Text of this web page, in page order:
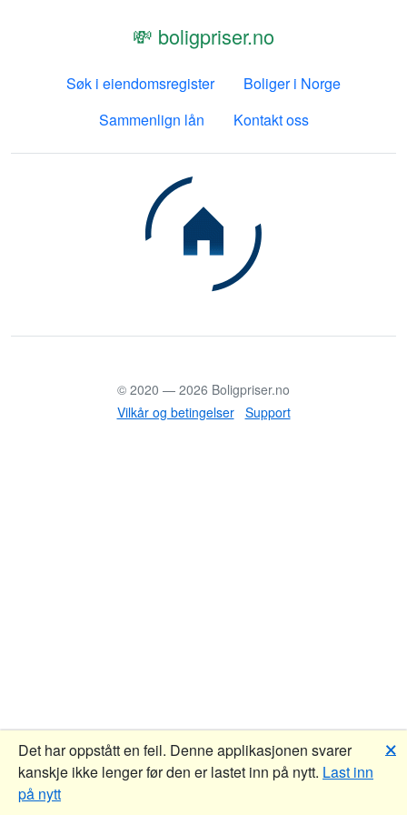
💸 boligpriser.no
Søk i eiendomsregister
Boliger i Norge
Sammenlign lån
Kontakt oss
© 2020 — 2026 Boligpriser.no
Vilkår og betingelser
Support
Det har oppstått en feil. Denne applikasjonen svarer
kanskje ikke lenger før den er lastet inn på nytt. Last inn
på nytt
🗙